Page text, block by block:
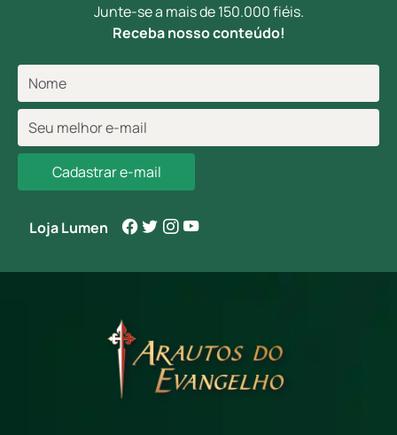
Junte-se a mais de 150.000 fiéis.
Receba nosso conteúdo!
Cadastrar e-mail
Loja Lumen